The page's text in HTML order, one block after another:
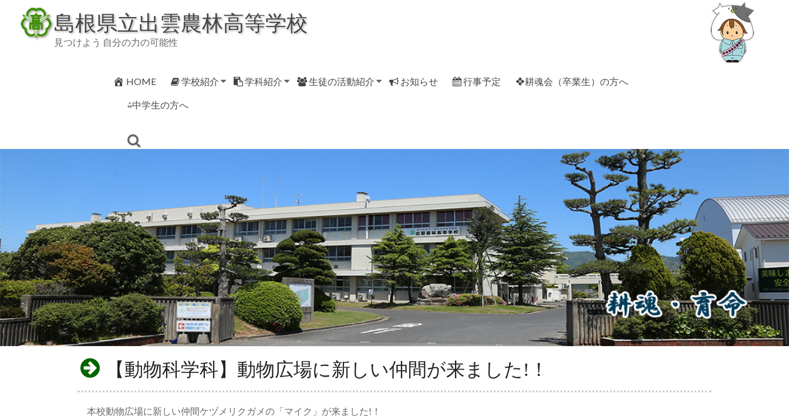
content
島根県立出雲農林高等学校
見つけよう 自分の力の可能性
HOME 学校紹介 学科紹介 生徒の活動紹介 お知らせ 行事予定 ❖耕魂会（卒業生）の方へ
⁂中学生の方へ
【動物科学科】動物広場に新しい仲間が来ました!！
本校動物広場に新しい仲間ケヅメリクガメの「マイク」が来ました!！